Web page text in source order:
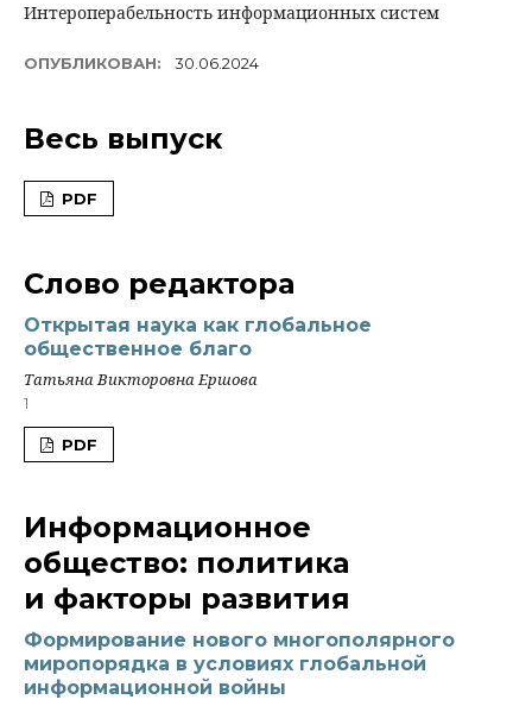
Интероперабельность информационных систем
ОПУБЛИКОВАН: 30.06.2024
Весь выпуск
PDF
Слово редактора
Открытая наука как глобальное
общественное благо
Татьяна Викторовна Ершова
1
PDF
Информационное
общество: политика
и факторы развития
Формирование нового многополярного
миропорядка в условиях глобальной
информационной войны